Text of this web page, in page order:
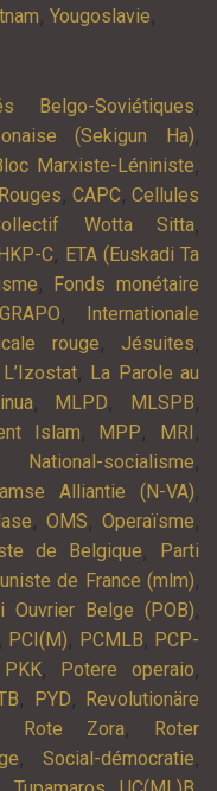
, Yougoslavie,
Belgo-Soviétiques,
(Sekigun Ha),
Marxiste-Léniniste,
, CAPC,Cellules
Wotta Sitta,
C, ETA (Euskadi Ta
,
Fonds monétaire
GRAPO,
Internationale
rouge, Jésuites,
L’Izostat, La Parole au
, MLPD, MLSPB,
Islam, MPP, MRI ,
National-socialisme,
Alliantie (N-VA),
,OMS,Operaïsme,
de Belgique,
Parti
de France (mlm),
Ouvrier Belge (POB),
, PCI(M), PCMLB, PCP-
PKK, Potere operaio,
, PYD,
Revolutionäre
Rote Zora,
Roter
, Social-démocratie,